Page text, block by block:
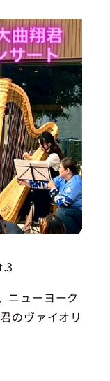
ニューヨーク
のヴァイオリ